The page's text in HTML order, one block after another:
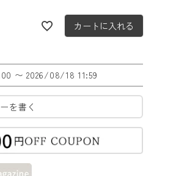
カートに入れる
〜 2026/08/18 11:59
を書く